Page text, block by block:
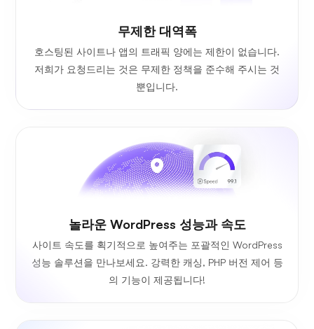
무제한 대역폭
호스팅된 사이트나 앱의 트래픽 양에는 제한이 없습니다.
저희가 요청드리는 것은 무제한 정책을 준수해 주시는 것
뿐입니다.
놀라운 WordPress 성능과 속도
사이트 속도를 획기적으로 높여주는 포괄적인 WordPress
성능 솔루션을 만나보세요. 강력한 캐싱, PHP 버전 제어 등
의 기능이 제공됩니다!